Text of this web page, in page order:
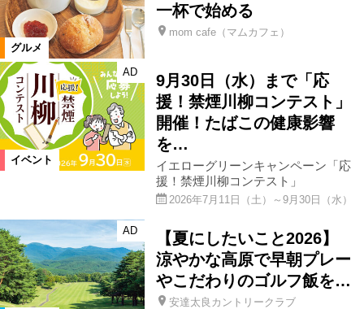
グルメ
一杯で始める
mom cafe（マムカフェ）
イベント
AD
9月30日（水）まで「応
援！禁煙川柳コンテスト」
開催！たばこの健康影響
を…
イエローグリーンキャンペーン「応
援！禁煙川柳コンテスト」
2026年7月11日（土）～9月30日（水）
AD
【夏にしたいこと2026】
涼やかな高原で早朝プレー
やこだわりのゴルフ飯を…
安達太良カントリークラブ